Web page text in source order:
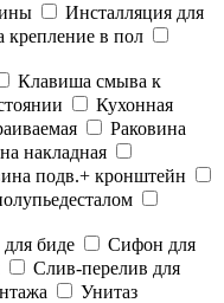
Инсталляция для
крепление в пол
Клавиша смыва к
Кухонная
Раковина
накладная
подв.+ кронштейн
биде
Сифон для
Слив-перелив для
Унитаз